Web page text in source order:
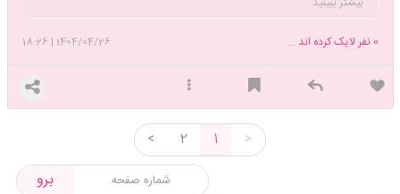
1404/04/26
|
18:26 0 نفر لایک کرده اند ...
>
1
2
<
برو